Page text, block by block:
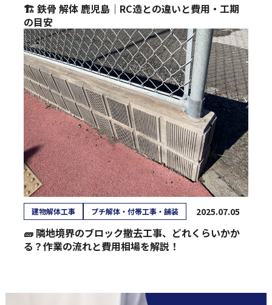
🏗 鉄骨 解体 鹿児島｜RC造との違いと費用・工期
の目安
建物解体工事 プチ解体・付帯工事・舗装 2025.07.05
🧱 隣地境界のブロック撤去工事、どれくらいかか
る？作業の流れと費用相場を解説！